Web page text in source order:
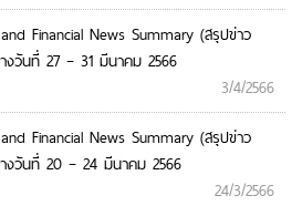
Financial News Summary (สรุปข่าว
งวันที่ 27 – 31 มีนาคม 2566
3/4/2566
Financial News Summary (สรุปข่าว
งวันที่ 20 – 24 มีนาคม 2566
24/3/2566